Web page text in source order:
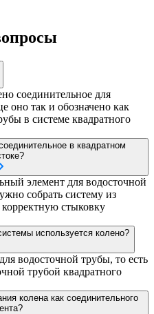
соединительное для
оно так и обозначено как
в системе квадратного
в квадратном
элемент для водосточной
собрать систему из
стыковку
используется колено?
водосточной трубы, то есть
трубой квадратного
колена как соединительного